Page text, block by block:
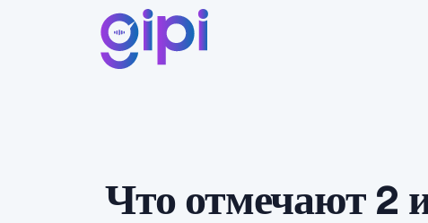
Что отмечают 2